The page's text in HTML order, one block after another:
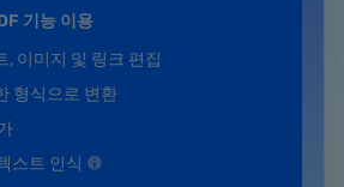
기능 이용
, 이미지 및 링크 편집
형식으로 변환
스트 인식